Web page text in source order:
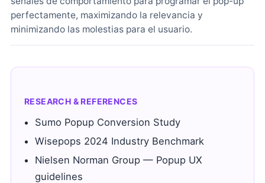
perfectamente, maximizando la relevancia y
minimizando las molestias para el usuario.
RESEARCH & REFERENCES
Sumo Popup Conversion Study
Wisepops 2024 Industry Benchmark
Nielsen Norman Group — Popup UX
guidelines